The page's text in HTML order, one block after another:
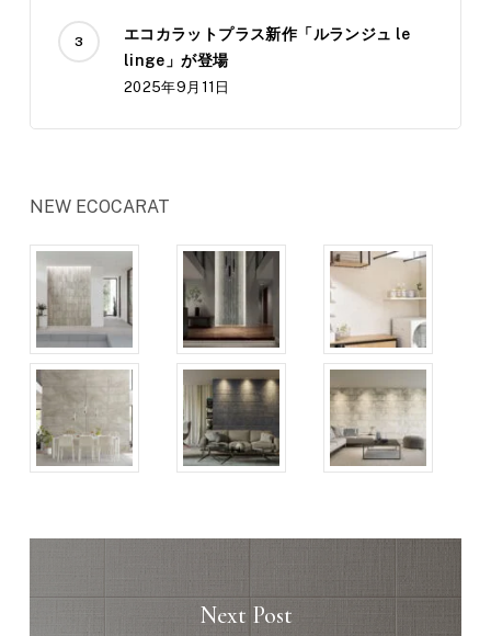
エコカラットプラス新作「ルランジュ le
linge」が登場
2025年9月11日
NEW ECOCARAT
Next Post